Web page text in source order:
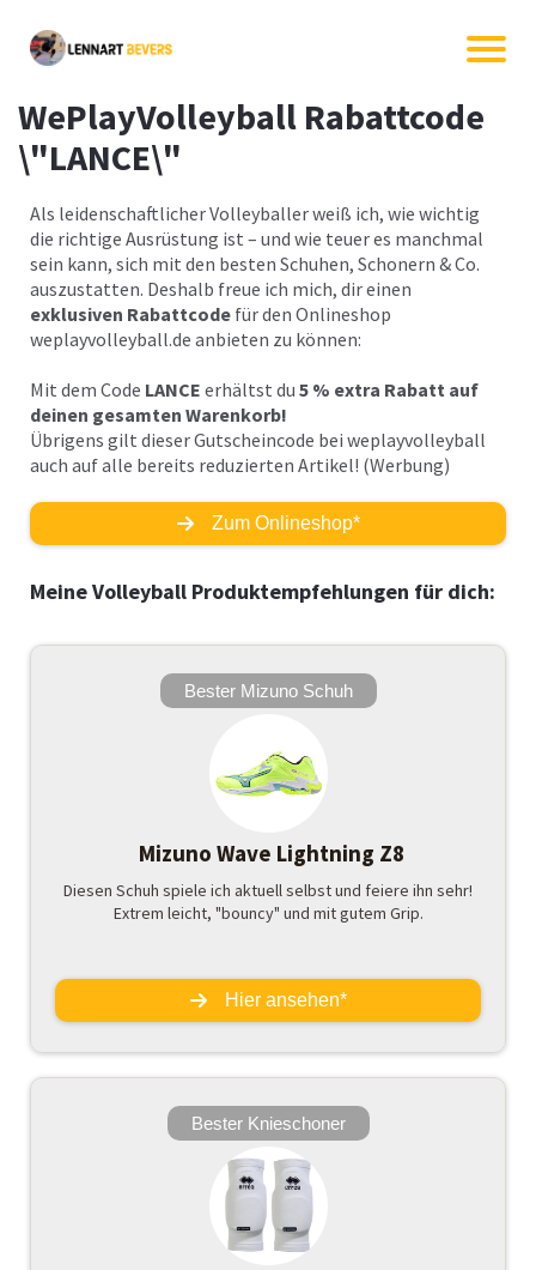
WePlayVolleyball Rabattcode
\"LANCE\"
Als leidenschaftlicher Volleyballer weiß ich, wie wichtig
die richtige Ausrüstung ist – und wie teuer es manchmal
sein kann, sich mit den besten Schuhen, Schonern & Co.
auszustatten. Deshalb freue ich mich, dir einen
exklusiven Rabattcode für den Onlineshop
weplayvolleyball.de anbieten zu können:
Mit dem Code LANCE erhältst du 5 % extra Rabatt auf
deinen gesamten Warenkorb!
Übrigens gilt dieser Gutscheincode bei weplayvolleyball
auch auf alle bereits reduzierten Artikel! (Werbung)
Zum Onlineshop*
Meine Volleyball Produktempfehlungen für dich:
Bester Mizuno Schuh
Mizuno Wave Lightning Z8
Diesen Schuh spiele ich aktuell selbst und feiere ihn sehr!
Extrem leicht, "bouncy" und mit gutem Grip.
Hier ansehen*
Bester Knieschoner